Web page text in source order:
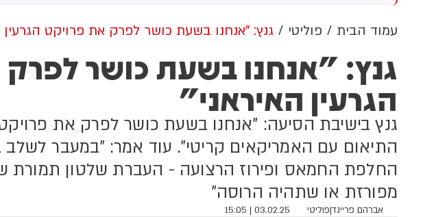
רפואי בזירה
עולה מניתוח חדש של
פוסטים זהים ב-X שותפו
בצרפתית, אנגלית וספרדית,
בטענה שיהודים הם שהציתו
במכוון את השריפות בצרפת,
ספרד ונורבגיה בטרה להרוויח
פוליטית או כלכלית מהמצב.
עמוד הבית פוליטי גנץ: "אנחנו בשעת כושר לפרק את פרויקט הגרעין
גנץ: "אנחנו בשעת כושר
הגרעין האיראני"
גנץ בישיבת הסיעה: "אנחנו בשעת כושר לפרק את פרויקט
התיאום עם האמריקאים קריטי". עוד אמר: "במעבר
החלפת החמאס ופירוז הרצועה - העברת שלטון תמורת
מפורזת או שתהיה הרוסה"
אברהם פריינד|פוליטי 03.02.25 | 15:05